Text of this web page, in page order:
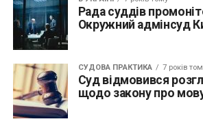
Рада суддів
Окружний адмінсуд
СУДОВА ПРАКТИКА 7 років
Суд відмовився
щодо закону про